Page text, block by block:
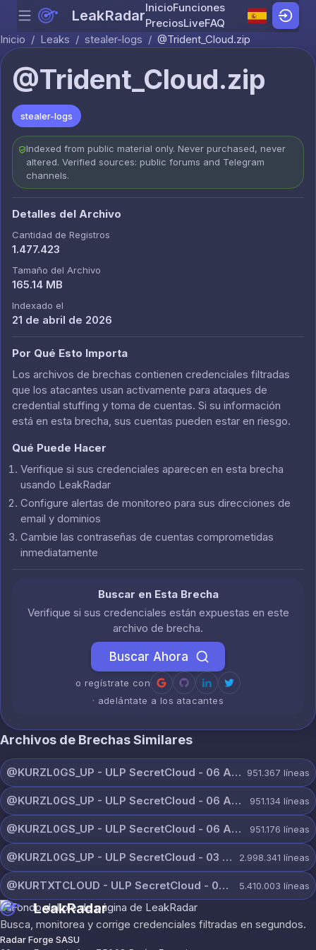
Skip to content
Menu LeakRadarInicioFunciones
PreciosLiveFAQ
Inicio / Leaks / stealer-logs / @Trident_Cloud.zip
@Trident_Cloud.zip
stealer-logs
Indexed from public material only. Never purchased, never
altered. Verified sources: public forums and Telegram
channels.
Detalles del Archivo
Cantidad de Registros
1.477.423
Tamaño del Archivo
165.14 MB
Indexado el
21 de abril de 2026
Por Qué Esto Importa
Los archivos de brechas contienen credenciales filtradas
que los atacantes usan activamente para ataques de
credential stuffing y toma de cuentas. Si su información
está en esta brecha, sus cuentas pueden estar en riesgo.
Qué Puede Hacer
Verifique si sus credenciales aparecen en esta brecha
usando LeakRadar
Configure alertas de monitoreo para sus direcciones de
email y dominios
Cambie las contraseñas de cuentas comprometidas
inmediatamente
Buscar en Esta Brecha
Verifique si sus credenciales están expuestas en este
archivo de brecha.
Buscar Ahora
o regístrate con
· adelántate a los atacantes
Archivos de Brechas Similares
@KURZL0GS_UP - ULP SecretCloud - 06 August 2026 (11).txt 951.367 líneas
@KURZL0GS_UP - ULP SecretCloud - 06 August 2026 (10).txt 951.134 líneas
@KURZL0GS_UP - ULP SecretCloud - 06 August 2026 (1).txt 951.176 líneas
@KURZL0GS_UP - ULP SecretCloud - 03 August 2026.txt 2.998.341 líneas
@KURTXTCLOUD - ULP SecretCloud - 04 August 2026 (9).txt 5.410.003 líneas
LeakRadar
Busca, monitorea y corrige credenciales filtradas en segundos.
Radar Forge SASU